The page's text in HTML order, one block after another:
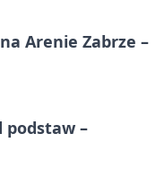
Arenie Zabrze –
podstaw –